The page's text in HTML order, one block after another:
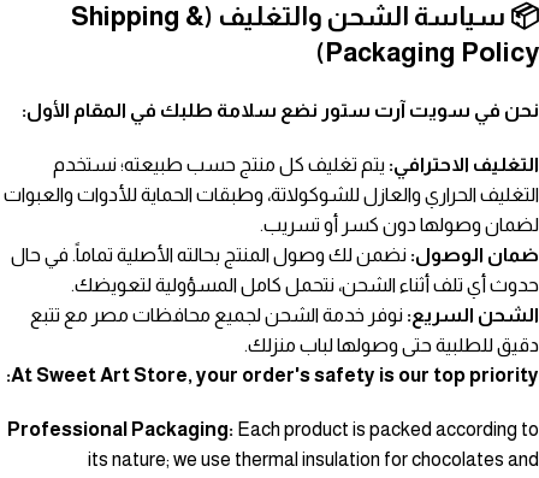
📦 سياسة الشحن والتغليف (Shipping &
Packaging Policy)
نحن في سويت آرت ستور نضع سلامة طلبك في المقام الأول:
التغليف الاحترافي: يتم تغليف كل منتج حسب طبيعته؛ نستخدم
التغليف الحراري والعازل للشوكولاتة، وطبقات الحماية للأدوات والعبوات
لضمان وصولها دون كسر أو تسريب.
ضمان الوصول: نضمن لك وصول المنتج بحالته الأصلية تماماً. في حال
حدوث أي تلف أثناء الشحن، نتحمل كامل المسؤولية لتعويضك.
الشحن السريع: نوفر خدمة الشحن لجميع محافظات مصر مع تتبع
دقيق للطلبية حتى وصولها لباب منزلك.
At Sweet Art Store, your order's safety is our top priority:
Professional Packaging: Each product is packed according to
its nature; we use thermal insulation for chocolates and